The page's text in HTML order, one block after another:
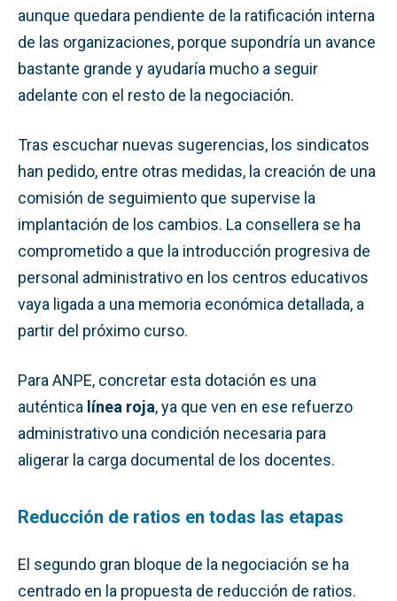
aunque quedara pendiente de la ratificación interna
de las organizaciones, porque supondría un avance
bastante grande y ayudaría mucho a seguir
adelante con el resto de la negociación.
Tras escuchar nuevas sugerencias, los sindicatos
han pedido, entre otras medidas, la creación de una
comisión de seguimiento que supervise la
implantación de los cambios. La consellera se ha
comprometido a que la introducción progresiva de
personal administrativo en los centros educativos
vaya ligada a una memoria económica detallada, a
partir del próximo curso.
Para ANPE, concretar esta dotación es una
auténtica línea roja, ya que ven en ese refuerzo
administrativo una condición necesaria para
aligerar la carga documental de los docentes.
Reducción de ratios en todas las etapas
El segundo gran bloque de la negociación se ha
centrado en la propuesta de reducción de ratios.